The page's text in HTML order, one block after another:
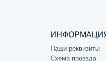
Наши реквизиты
Схема проезда